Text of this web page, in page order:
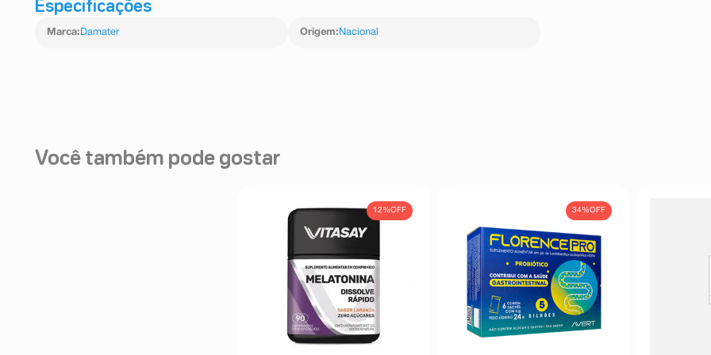
Especificações
Marca: Damater Origem: Nacional
Você também pode gostar
12%OFF 34%OFF